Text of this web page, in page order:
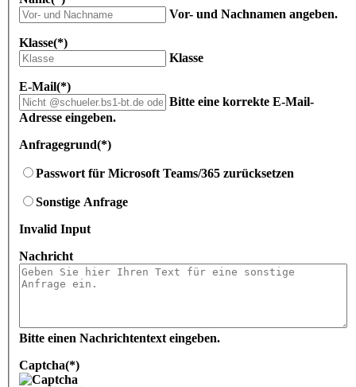
Vor- und Nachnamen angeben.
Klasse(*)
Klasse
E-Mail(*)
Bitte eine korrekte E-Mail-
Adresse eingeben.
Anfragegrund(*)
Passwort für Microsoft Teams/365 zurücksetzen
Sonstige Anfrage
Invalid Input
Nachricht
Bitte einen Nachrichtentext eingeben.
Captcha(*)